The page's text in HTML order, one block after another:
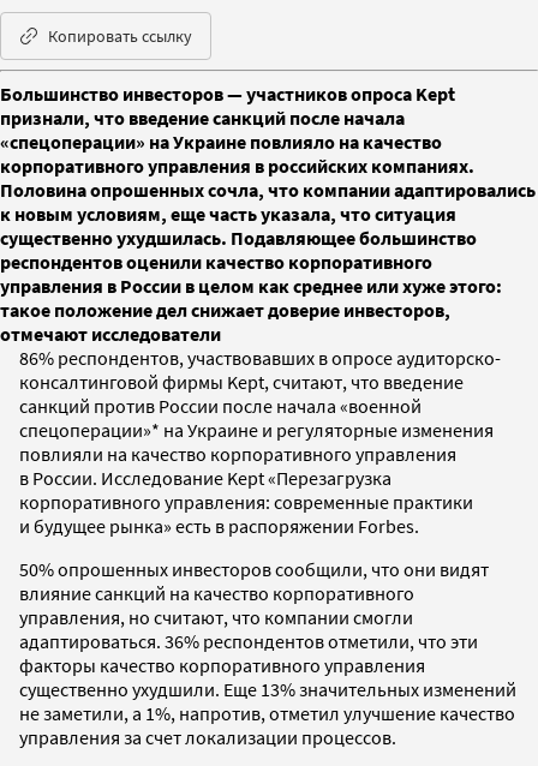
Копировать ссылку
Большинство инвесторов — участников опроса Kept
признали, что введение санкций после начала
«спецоперации» на Украине повлияло на качество
корпоративного управления в российских компаниях.
Половина опрошенных сочла, что компании адаптировались
к новым условиям, еще часть указала, что ситуация
существенно ухудшилась. Подавляющее большинство
респондентов оценили качество корпоративного
управления в России в целом как среднее или хуже этого:
такое положение дел снижает доверие инвесторов,
отмечают исследователи
86% респондентов, участвовавших в опросе аудиторско-
консалтинговой фирмы Kept, считают, что введение
санкций против России после начала «военной
спецоперации»* на Украине и регуляторные изменения
повлияли на качество корпоративного управления
в России. Исследование Kept «Перезагрузка
корпоративного управления: современные практики
и будущее рынка» есть в распоряжении Forbes.
50% опрошенных инвесторов сообщили, что они видят
влияние санкций на качество корпоративного
управления, но считают, что компании смогли
адаптироваться. 36% респондентов отметили, что эти
факторы качество корпоративного управления
существенно ухудшили. Еще 13% значительных изменений
не заметили, а 1%, напротив, отметил улучшение качество
управления за счет локализации процессов.